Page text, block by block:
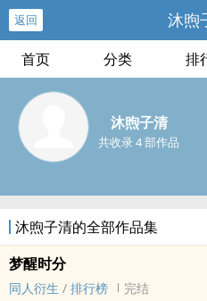
返回 沐煦
首页 分类 排
沐煦子清
共收录 4 部作品
沐煦子清的全部作品集
梦醒时分
同人衍生 / 排行榜
完结